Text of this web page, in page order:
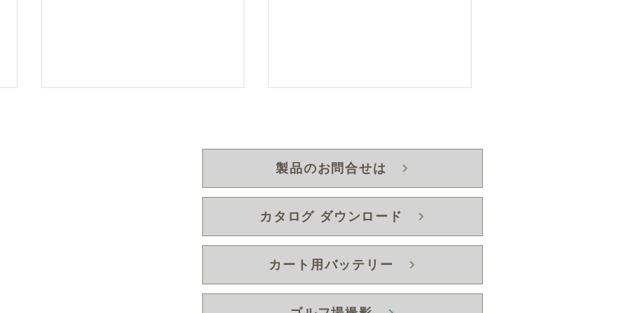
v2 全国でご試乗いただいたい
キャディカート SR-X 出荷
を再開いたしました。
製品のお問合せは
カタログ ダウンロード
カート用バッテリー